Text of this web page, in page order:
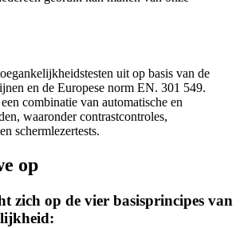
uit op basis van de
en de Europese norm EN. 301 549.
combinatie van automatische en
waaronder contrastcontroles,
schermlezertests.
op
zich op de vier basisprincipes van